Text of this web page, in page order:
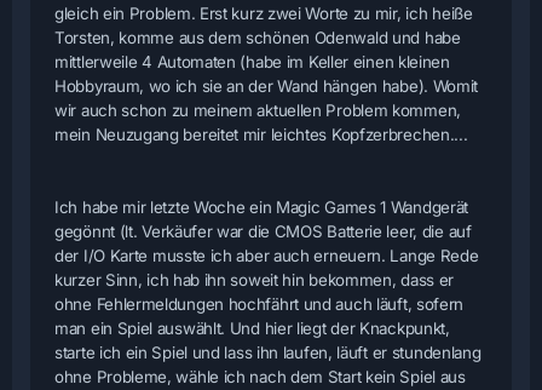
gleich ein Problem. Erst kurz zwei Worte zu mir, ich heiße
Torsten, komme aus dem schönen Odenwald und habe
mittlerweile 4 Automaten (habe im Keller einen kleinen
Hobbyraum, wo ich sie an der Wand hängen habe). Womit
wir auch schon zu meinem aktuellen Problem kommen,
mein Neuzugang bereitet mir leichtes Kopfzerbrechen....
Ich habe mir letzte Woche ein Magic Games 1 Wandgerät
gegönnt (lt. Verkäufer war die CMOS Batterie leer, die auf
der I/O Karte musste ich aber auch erneuern. Lange Rede
kurzer Sinn, ich hab ihn soweit hin bekommen, dass er
ohne Fehlermeldungen hochfährt und auch läuft, sofern
man ein Spiel auswählt. Und hier liegt der Knackpunkt,
starte ich ein Spiel und lass ihn laufen, läuft er stundenlang
ohne Probleme, wähle ich nach dem Start kein Spiel aus